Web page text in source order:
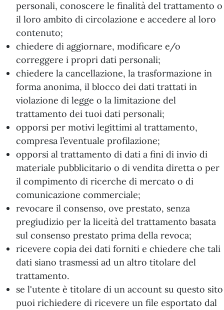
personali, conoscere le finalità del trattamento o
il loro ambito di circolazione e accedere al loro
contenuto;
chiedere di aggiornare, modificare e/o
correggere i propri dati personali;
chiedere la cancellazione, la trasformazione in
forma anonima, il blocco dei dati trattati in
violazione di legge o la limitazione del
trattamento dei tuoi dati personali;
opporsi per motivi legittimi al trattamento,
compresa l’eventuale profilazione;
opporsi al trattamento di dati a fini di invio di
materiale pubblicitario o di vendita diretta o per
il compimento di ricerche di mercato o di
comunicazione commerciale;
revocare il consenso, ove prestato, senza
pregiudizio per la liceità del trattamento basata
sul consenso prestato prima della revoca;
ricevere copia dei dati forniti e chiedere che tali
dati siano trasmessi ad un altro titolare del
trattamento.
se l'utente è titolare di un account su questo sito
puoi richiedere di ricevere un file esportato dal